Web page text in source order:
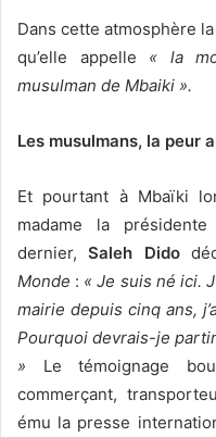
Dans cette atmosphère
qu’elle appelle « la
musulman de Mbaiki ».
Les musulmans, la peur
Et pourtant à Mbaïki
madame la
dernier,Saleh Dido
Monde : « Je suis né ici.
mairie depuis cinq ans,
Pourquoi devrais-je
» Le témoignage
commerçant,
ému la presse